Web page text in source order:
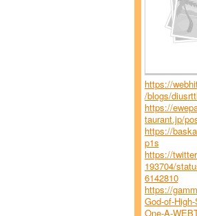
https://
/blogs/
https://
taurant.jp/
https://
p1s
https://
193704/
6142810
https://
God-of-
One-A-